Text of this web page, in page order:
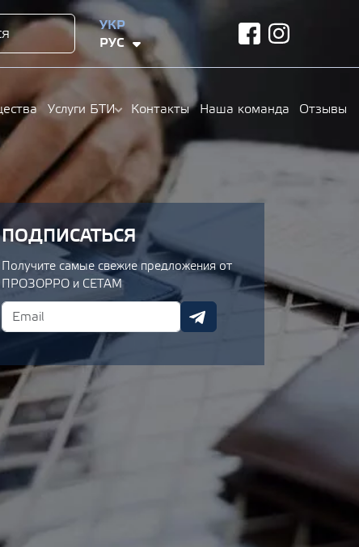
УКР
РУС
facebook
Услуги БТИ Контакты Наша команда Отзывы
ПОДПИСАТЬСЯ
Получите самые свежие предложения от
ПРОЗОРРО и СЕТАМ